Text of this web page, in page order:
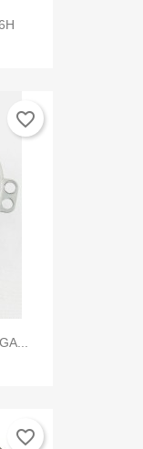
favorite_border
favorite_border